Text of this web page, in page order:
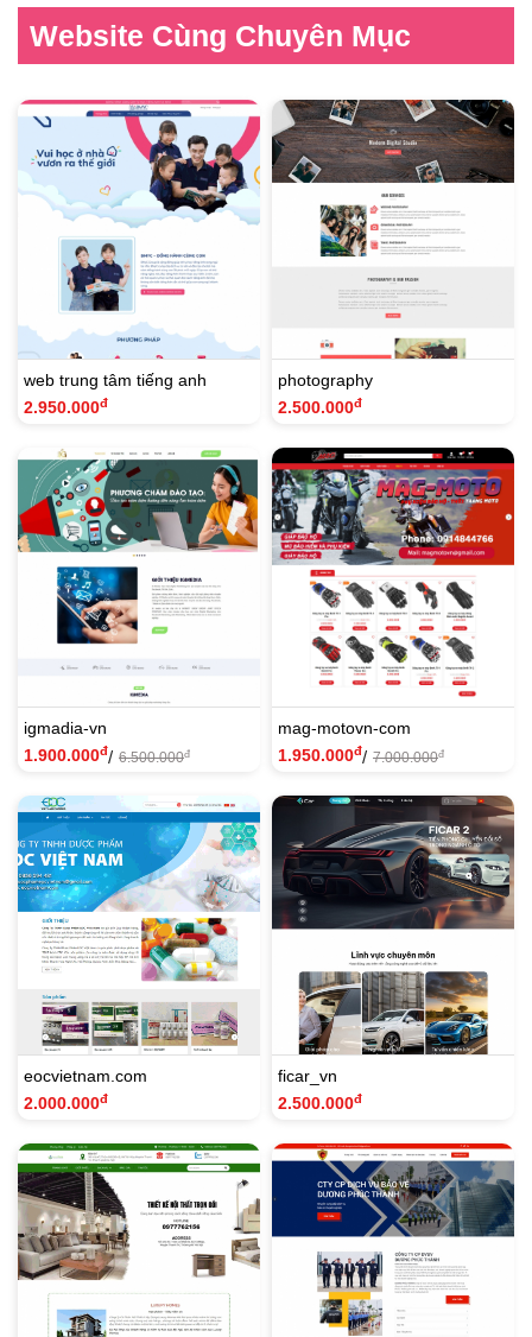
Website Cùng Chuyên Mục
web trung tâm tiếng anh
2.950.000đ
photography
2.500.000đ
igmadia-vn
1.900.000đ/ 6.500.000đ
mag-motovn-com
1.950.000đ/ 7.000.000đ
eocvietnam.com
2.000.000đ
ficar_vn
2.500.000đ